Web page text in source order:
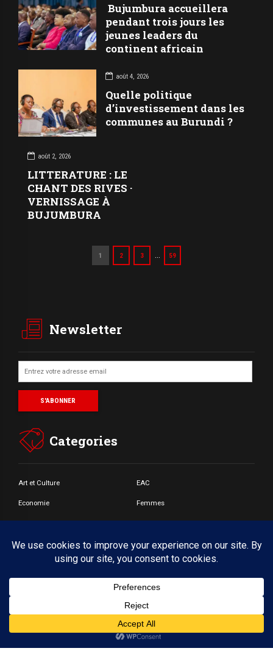
Bujumbura accueillera
pendant trois jours les
jeunes leaders du
continent africain
août 4, 2026
Quelle politique
d’investissement dans les
communes au Burundi ?
août 2, 2026
LITTERATURE : LE
CHANT DES RIVES ·
VERNISSAGE À
BUJUMBURA
1 2 3 59
Newsletter
Categories
Art et Culture EAC
Economie Femmes
Jeunes Santé
Societé
© Copyright by BoldThemes 2017. All rights reserved.
A propos CONTACT